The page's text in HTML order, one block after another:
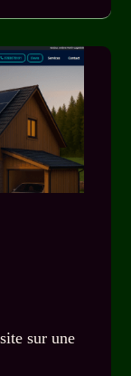
sur une